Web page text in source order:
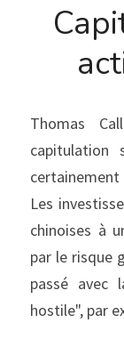
Thomas
capitulation
certainement
Les
chinoises à
par le risque
passé avec
hostile", par